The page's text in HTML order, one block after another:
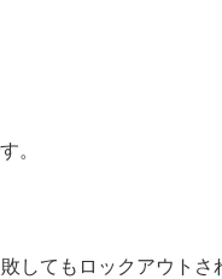
。
してもロックアウト